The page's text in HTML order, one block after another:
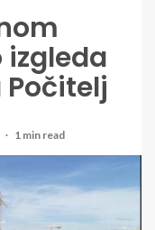
izgleda
1 min read